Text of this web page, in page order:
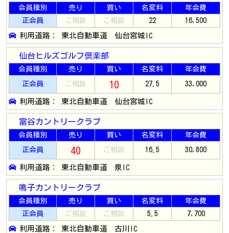
会員種別 売り 買い 名変料
年会費
正会員
ご相談 ご相談 22 16,500
利用道路： 東北自動車道 仙台宮城IC
仙台ヒルズゴルフ倶楽部
会員種別 売り 買い 名変料 年会費
正会員 ご相談 10 27.5 33,000
利用道路： 東北自動車道 仙台宮城IC
富谷カントリークラブ
会員種別 売り 買い 名変料 年会費
正会員 40 ご相談 16.5 30,800
利用道路： 東北自動車道 泉IC
鳴子カントリークラブ
会員種別 売り 買い 名変料
年会費
正会員
ご相談 ご相談 5.5 7,700
利用道路： 東北自動車道 古川IC